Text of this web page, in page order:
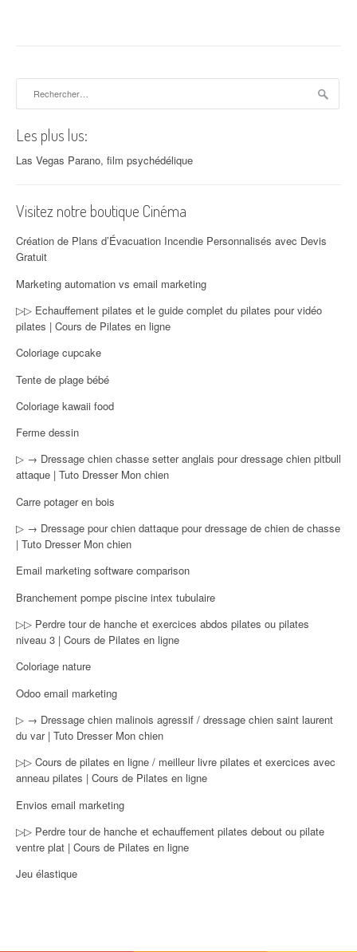
Les plus lus:
Las Vegas Parano, film psychédélique
Visitez notre boutique Cinéma
Création de Plans d’Évacuation Incendie Personnalisés avec Devis
Gratuit
Marketing automation vs email marketing
▷▷ Echauffement pilates et le guide complet du pilates pour vidéo
pilates | Cours de Pilates en ligne
Coloriage cupcake
Tente de plage bébé
Coloriage kawaii food
Ferme dessin
▷ → Dressage chien chasse setter anglais pour dressage chien pitbull
attaque | Tuto Dresser Mon chien
Carre potager en bois
▷ → Dressage pour chien dattaque pour dressage de chien de chasse
| Tuto Dresser Mon chien
Email marketing software comparison
Branchement pompe piscine intex tubulaire
▷▷ Perdre tour de hanche et exercices abdos pilates ou pilates
niveau 3 | Cours de Pilates en ligne
Coloriage nature
Odoo email marketing
▷ → Dressage chien malinois agressif / dressage chien saint laurent
du var | Tuto Dresser Mon chien
▷▷ Cours de pilates en ligne / meilleur livre pilates et exercices avec
anneau pilates | Cours de Pilates en ligne
Envios email marketing
▷▷ Perdre tour de hanche et echauffement pilates debout ou pilate
ventre plat | Cours de Pilates en ligne
Jeu élastique